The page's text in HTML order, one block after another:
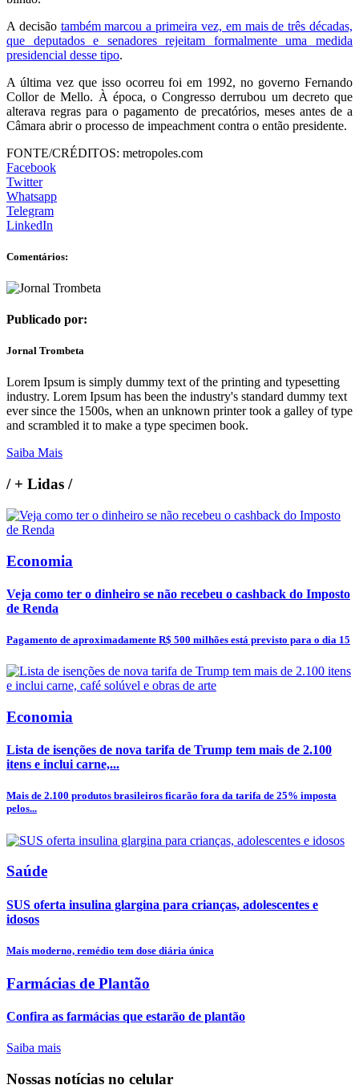
A decisão também marcou a primeira vez, em mais de três décadas,
que deputados e senadores rejeitam formalmente uma medida
presidencial desse tipo.
A última vez que isso ocorreu foi em 1992, no governo Fernando
Collor de Mello. À época, o Congresso derrubou um decreto que
alterava regras para o pagamento de precatórios, meses antes de a
Câmara abrir o processo de impeachment contra o então presidente.
FONTE/CRÉDITOS: metropoles.com
Facebook
Twitter
Whatsapp
Telegram
LinkedIn
Comentários:
Publicado por:
Jornal Trombeta
Lorem Ipsum is simply dummy text of the printing and typesetting
industry. Lorem Ipsum has been the industry's standard dummy text
ever since the 1500s, when an unknown printer took a galley of type
and scrambled it to make a type specimen book.
Saiba Mais
/+ Lidas /
Economia
Veja como ter o dinheiro se não recebeu o cashback do Imposto
de Renda
Pagamento de aproximadamente R$ 500 milhões está previsto para o dia 15
Economia
Lista de isenções de nova tarifa de Trump tem mais de 2.100
itens e inclui carne,...
Mais de 2.100 produtos brasileiros ficarão fora da tarifa de 25% imposta
pelos...
Saúde
SUS oferta insulina glargina para crianças, adolescentes e
idosos
Mais moderno, remédio tem dose diária única
Farmácias de Plantão
Confira as farmácias que estarão de plantão
Saiba mais
Nossas notícias no celular